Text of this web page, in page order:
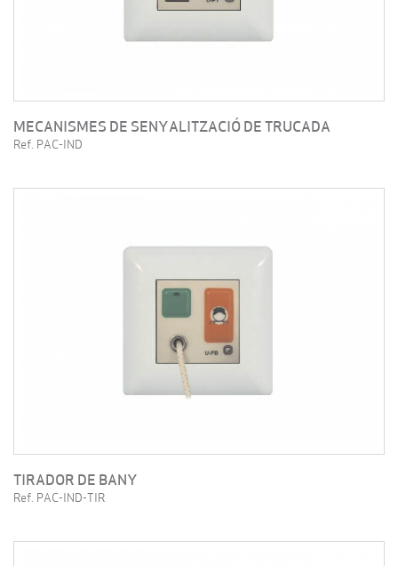
MECANISMES DE SENYALITZACIÓ DE TRUCADA
Ref. PAC-IND
TIRADOR DE BANY
Ref. PAC-IND-TIR